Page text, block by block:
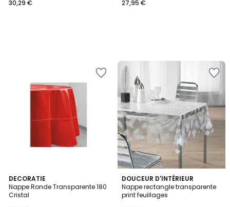
30,29 €
27,95 €
DECORATIE
Nappe Ronde Transparente 180
Cristal
3
/
5
DOUCEUR D'INTÉRIEUR
Nappe rectangle transparente
print feuillages
4
/
5